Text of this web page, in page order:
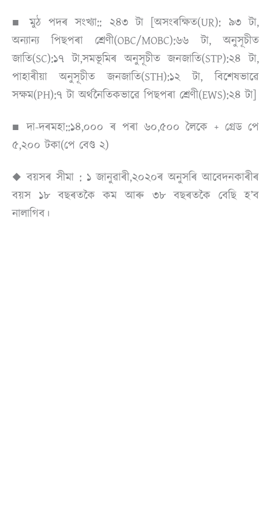
■ মুঠ পদৰ সংখ্যা:: ২৪৩ টা [অসংৰক্ষিত(UR): ৯৩ টা,
অন্যান্য পিছপৰা শ্ৰেণী(OBC/MOBC):৬৬ টা, অনুসূচীত
জাতি(SC):১৭ টা,সমভূমিৰ অনুসূচীত জনজাতি(STP):২৪ টা,
পাহাৰীয়া অনুসূচীত জনজাতি(STH):১২ টা, বিশেষভাৱে
সক্ষম(PH):৭ টা অৰ্থনৈতিকভাৱে পিছপৰা শ্ৰেণী(EWS):২৪ টা]
■ দা-দৰমহা::১৪,০০০ ৰ পৰা ৬০,৫০০ লৈকে + গ্ৰেড পে
৫,২০০ টকা(পে বেণ্ড ২)
◆ বয়সৰ সীমা : ১ জানুৱাৰী,২০২০ৰ অনুসৰি আবেদনকাৰীৰ
বয়স ১৮ বছৰতকৈ কম আৰু ৩৮ বছৰতকৈ বেছি হ’ব
নালাগিব।